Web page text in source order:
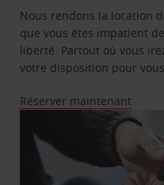
Nous rendons la location
que vous êtes impatient
liberté. Partout où vous
votre disposition pour
Réserver maintenant